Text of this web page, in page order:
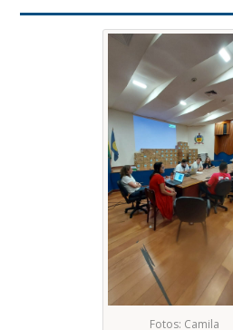
Fotos: Camila